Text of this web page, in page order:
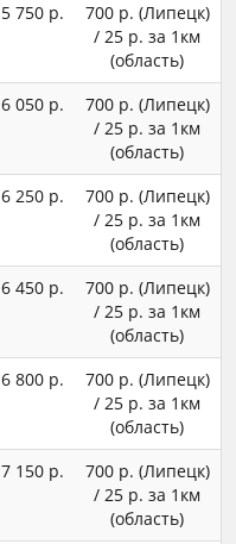
5 750 р.
700 р. (Липецк)
/ 25 р. за 1км
(область)
6 050 р.
700 р. (Липецк)
/ 25 р. за 1км
(область)
6 250 р.
700 р. (Липецк)
/ 25 р. за 1км
(область)
6 450 р.
700 р. (Липецк)
/ 25 р. за 1км
(область)
6 800 р.
700 р. (Липецк)
/ 25 р. за 1км
(область)
7 150 р.
700 р. (Липецк)
/ 25 р. за 1км
(область)